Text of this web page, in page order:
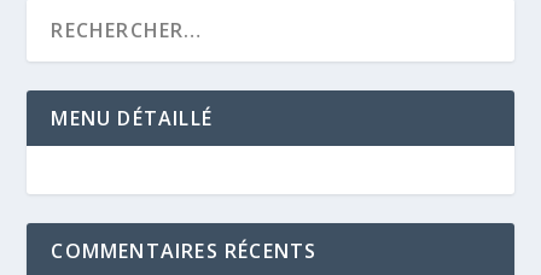
MENU DÉTAILLÉ
COMMENTAIRES RÉCENTS